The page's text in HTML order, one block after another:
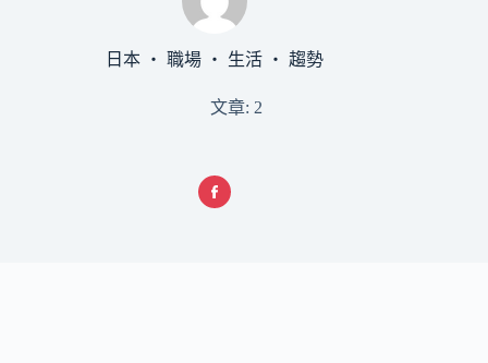
日本 ‧ 職場 ‧ 生活 ‧ 趨勢
文章: 2